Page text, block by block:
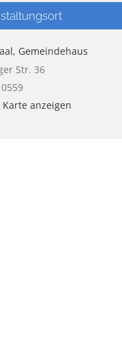
Gemeindehaus
Str. 36
Karte anzeigen